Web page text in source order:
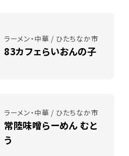
ラーメン・中華 / ひたちなか市
83カフェらいおんの子
ラーメン・中華 / ひたちなか市
常陸味噌らーめん むと
う